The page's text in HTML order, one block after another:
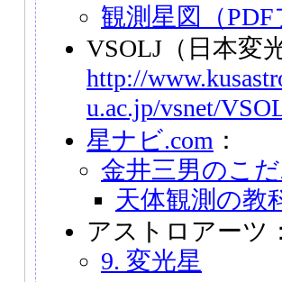
観測星図（PDF
VSOLJ（日本変
http://
u.ac.jp/vsnet/
星ナビ.com ：
金井三男のこ
天体観測の教
アストロアーツ
9. 変光星